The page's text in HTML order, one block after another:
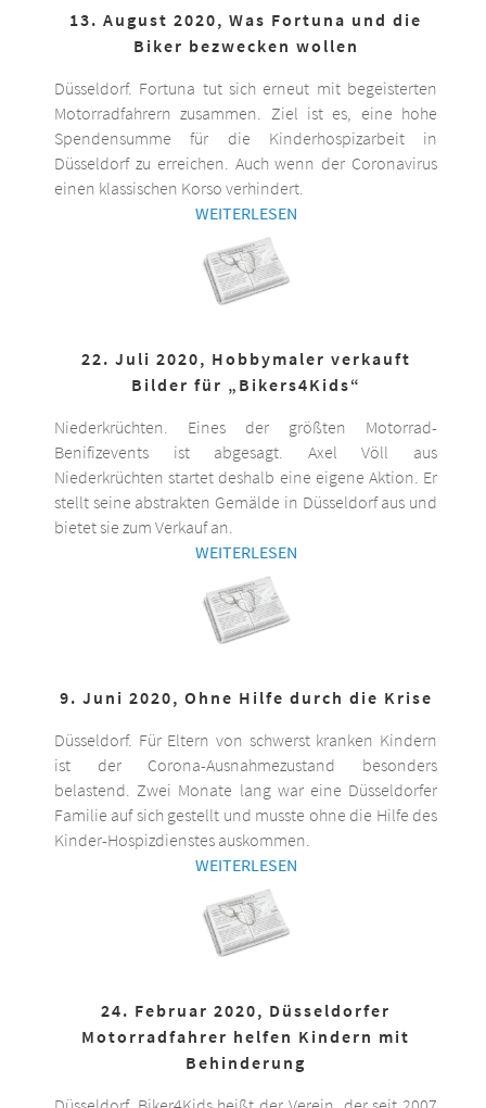
13. August 2020, Was Fortuna und die
Biker bezwecken wollen
Düsseldorf. Fortuna tut sich erneut mit begeisterten
Motorradfahrern zusammen. Ziel ist es, eine hohe
Spendensumme für die Kinderhospizarbeit in
Düsseldorf zu erreichen. Auch wenn der Coronavirus
einen klassischen Korso verhindert.
WEITERLESEN
22. Juli 2020, Hobbymaler verkauft
Bilder für „Bikers4Kids“
Niederkrüchten. Eines der größten Motorrad-
Benifizevents ist abgesagt. Axel Völl aus
Niederkrüchten startet deshalb eine eigene Aktion. Er
stellt seine abstrakten Gemälde in Düsseldorf aus und
bietet sie zum Verkauf an.
WEITERLESEN
9. Juni 2020, Ohne Hilfe durch die Krise
Düsseldorf. Für Eltern von schwerst kranken Kindern
ist der Corona-Ausnahmezustand besonders
belastend. Zwei Monate lang war eine Düsseldorfer
Familie auf sich gestellt und musste ohne die Hilfe des
Kinder-Hospizdienstes auskommen.
WEITERLESEN
24. Februar 2020, Düsseldorfer
Motorradfahrer helfen Kindern mit
Behinderung